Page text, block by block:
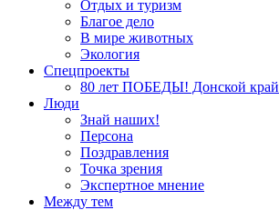
Отдых и туризм
Благое дело
В мире животных
Экология
Спецпроекты
80 лет ПОБЕДЫ! Донской край
Люди
Знай наших!
Персона
Поздравления
Точка зрения
Экспертное мнение
Между тем